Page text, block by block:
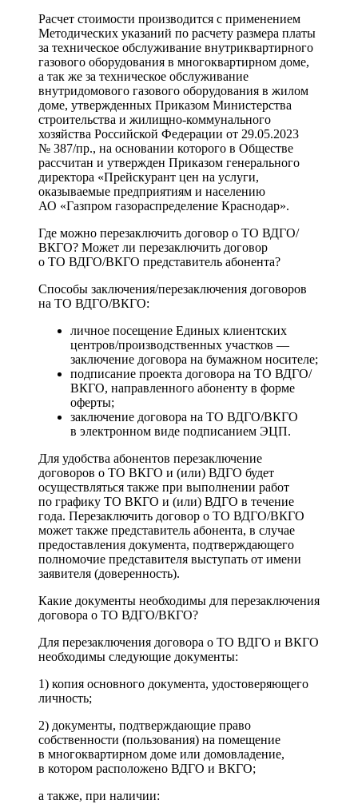
Расчет стоимости производится с применением
Методических указаний по расчету размера платы
за техническое обслуживание внутриквартирного
газового оборудования в многоквартирном доме,
а так же за техническое обслуживание
внутридомового газового оборудования в жилом
доме, утвержденных Приказом Министерства
строительства и жилищно-коммунального
хозяйства Российской Федерации от 29.05.2023
№ 387/пр., на основании которого в Обществе
рассчитан и утвержден Приказом генерального
директора «Прейскурант цен на услуги,
оказываемые предприятиям и населению
АО «Газпром газораспределение Краснодар».
Где можно перезаключить договор о ТО ВДГО/
ВКГО? Может ли перезаключить договор
о ТО ВДГО/ВКГО представитель абонента?
Способы заключения/перезаключения договоров
на ТО ВДГО/ВКГО:
личное посещение Единых клиентских
центров/производственных участков —
заключение договора на бумажном носителе;
подписание проекта договора на ТО ВДГО/
ВКГО, направленного абоненту в форме
оферты;
заключение договора на ТО ВДГО/ВКГО
в электронном виде подписанием ЭЦП.
Для удобства абонентов перезаключение
договоров о ТО ВКГО и (или) ВДГО будет
осуществляться также при выполнении работ
по графику ТО ВКГО и (или) ВДГО в течение
года. Перезаключить договор о ТО ВДГО/ВКГО
может также представитель абонента, в случае
предоставления документа, подтверждающего
полномочие представителя выступать от имени
заявителя (доверенность).
Какие документы необходимы для перезаключения
договора о ТО ВДГО/ВКГО?
Для перезаключения договора о ТО ВДГО и ВКГО
необходимы следующие документы:
1) копия основного документа, удостоверяющего
личность;
2) документы, подтверждающие право
собственности (пользования) на помещение
в многоквартирном доме или домовладение,
в котором расположено ВДГО и ВКГО;
а также, при наличии: